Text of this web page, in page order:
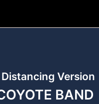
Version
BAND